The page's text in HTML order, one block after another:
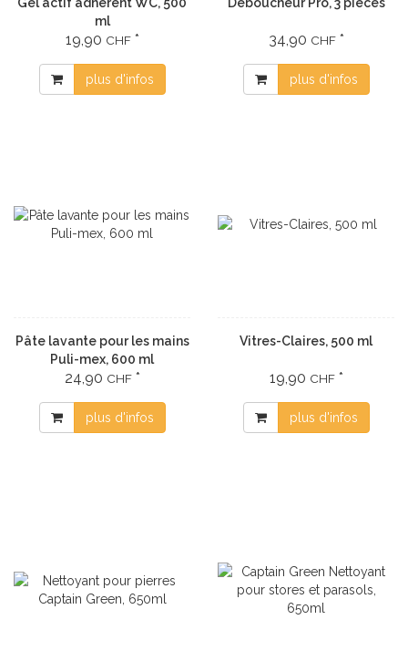
ml
19,90 CHF*
plus d'infos
34,90 CHF*
plus d'infos
Pâte lavante pour les mains
Puli-mex, 600 ml
24,90 CHF*
plus d'infos
Vitres-Claires, 500 ml
19,90 CHF*
plus d'infos